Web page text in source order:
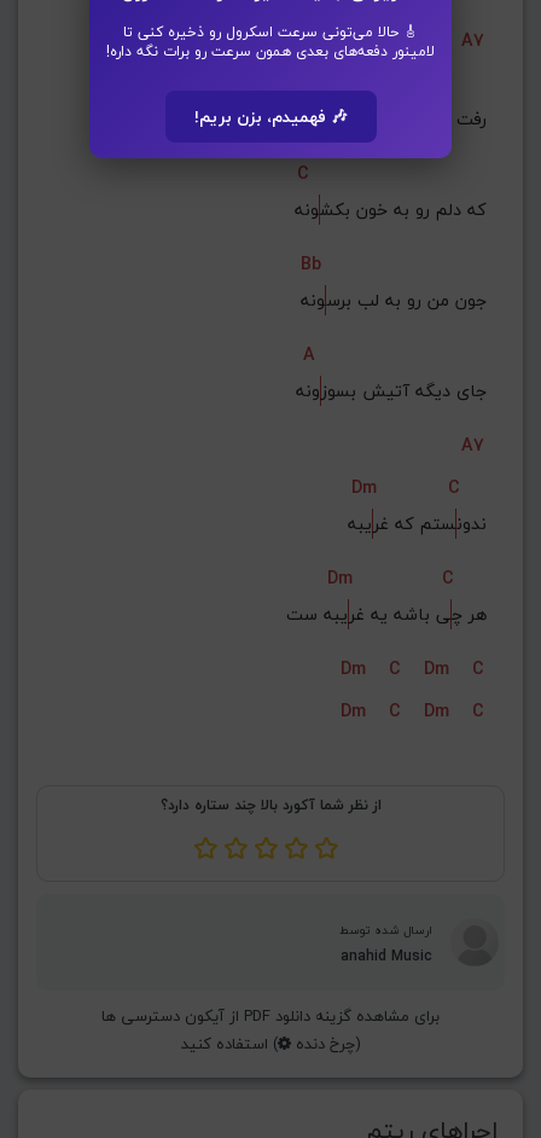
🎸 حالا می‌تونی سرعت اسکرول رو ذخیره کنی تا
لامینور دفعه‌های بعدی همون سرعت رو برات نگه داره!
🎶 فهمیدم، بزن بریم!
A7
رفت از
C
که دلم رو به خون بکشونه
Bb
جون من رو به لب برسونه
A
جای دیگه آتیش بسوزونه
A7
Dm
C
ندونستم که غریبه
Dm
C
هر چی باشه یه غریبه ست
Dm
C Dm
C
Dm
C Dm C
از نظر شما آکورد بالا چند ستاره دارد؟
ارسال شده توسط
anahid Music
برای مشاهده گزینه دانلود PDF از آیکون دسترسی ها
(چرخ دنده ) استفاده کنید